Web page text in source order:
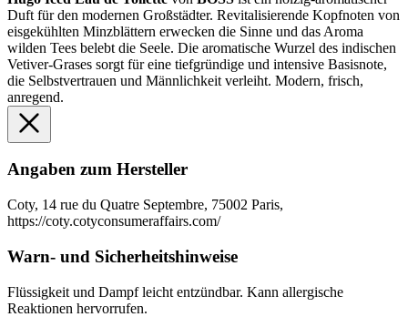
Duft für den modernen Großstädter. Revitalisierende Kopfnoten von
eisgekühlten Minzblättern erwecken die Sinne und das Aroma
wilden Tees belebt die Seele. Die aromatische Wurzel des indischen
Vetiver-Grases sorgt für eine tiefgründige und intensive Basisnote,
die Selbstvertrauen und Männlichkeit verleiht. Modern, frisch,
anregend.
Angaben zum Hersteller
Coty, 14 rue du Quatre Septembre, 75002 Paris,
https://coty.cotyconsumeraffairs.com/
Warn- und Sicherheitshinweise
Flüssigkeit und Dampf leicht entzündbar. Kann allergische
Reaktionen hervorrufen.